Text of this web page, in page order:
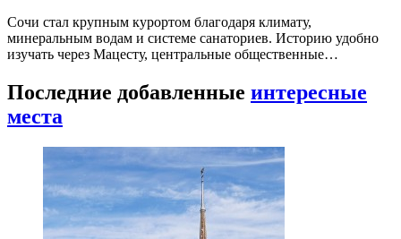
Сочи стал крупным курортом благодаря климату,
минеральным водам и системе санаториев. Историю удобно
изучать через Мацесту, центральные общественные…
Последние добавленные интересные
места